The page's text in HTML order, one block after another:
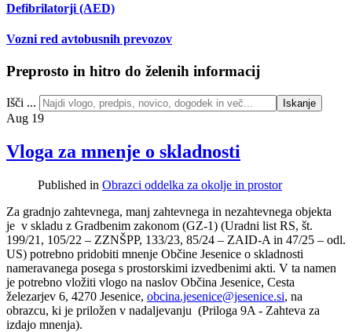
Defibrilatorji (AED)
Vozni red avtobusnih prevozov
Preprosto in hitro do želenih informacij
Išči ... Iskanje
Aug 19
Vloga za mnenje o skladnosti
Published in Obrazci oddelka za okolje in prostor
Za gradnjo zahtevnega, manj zahtevnega in nezahtevnega objekta
je v skladu z Gradbenim zakonom (GZ-1) (Uradni list RS, št.
199/21, 105/22 – ZZNŠPP, 133/23, 85/24 – ZAID-A in 47/25 – odl.
US) potrebno pridobiti mnenje Občine Jesenice o skladnosti
nameravanega posega s prostorskimi izvedbenimi akti. V ta namen
je potrebno vložiti vlogo na naslov Občina Jesenice, Cesta
železarjev 6, 4270 Jesenice, obcina.jesenice@jesenice.si, na
obrazcu, ki je priložen v nadaljevanju (Priloga 9A - Zahteva za
izdajo mnenja).